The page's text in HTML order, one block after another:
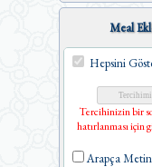
Meal
Hepsini
Tercihinizin bir
hatırlanması için
Arapça Metin